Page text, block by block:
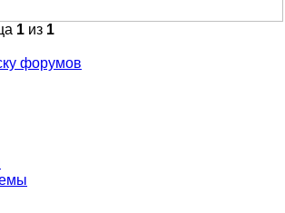
1 из 1
форумов